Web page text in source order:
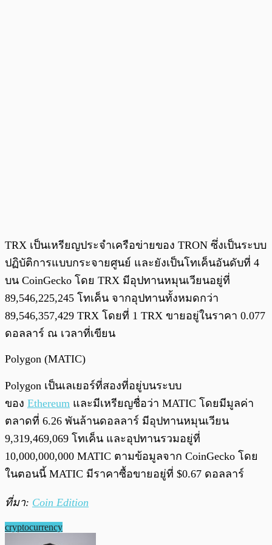
TRX เป็นเหรียญประจำเครือข่ายของ TRON ซึ่งเป็นระบบ
ปฏิบัติการแบบกระจายศูนย์ และยังเป็นโทเค็นอันดับที่ 4
บน CoinGecko โดย TRX มีอุปทานหมุนเวียนอยู่ที่
89,546,225,245 โทเค็น จากอุปทานทั้งหมดกว่า
89,546,357,429 TRX โดยที่ 1 TRX ขายอยู่ในราคา 0.077
ดอลลาร์ ณ เวลาที่เขียน
Polygon (MATIC)
Polygon เป็นเลเยอร์ที่สองที่อยู่บนระบบ
ของ Ethereum และมีเหรียญชื่อว่า MATIC โดยมีมูลค่า
ตลาดที่ 6.26 พันล้านดอลลาร์ มีอุปทานหมุนเวียน
9,319,469,069 โทเค็น และอุปทานรวมอยู่ที่
10,000,000,000 MATIC ตามข้อมูลจาก CoinGecko โดย
ในตอนนี้ MATIC มีราคาซื้อขายอยู่ที่ $0.67 ดอลลาร์
ที่มา: Coin Edition
cryptocurrency